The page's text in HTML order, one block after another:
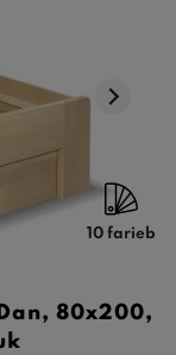
10 farieb
80x200,